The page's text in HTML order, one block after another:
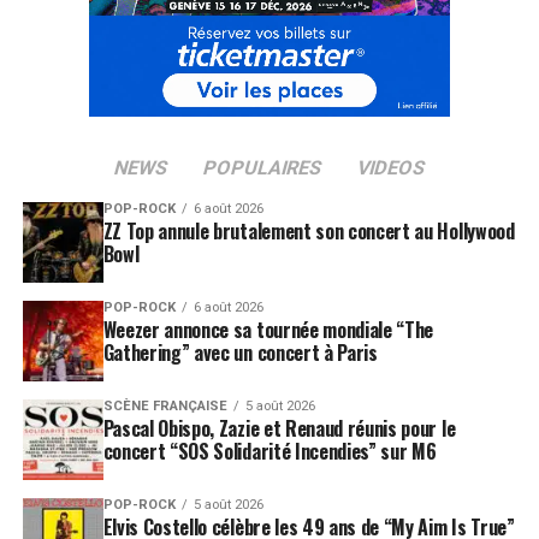
également disponible en double-CD, double-LP
(picture-disc en tirage limité) et téléchargement légal.
Une édition VHS+CD a été commercialisée en 2004, dans
le cadre de la série « Sound And Vision » d’EMI, mais à
CD comportait deux titres de moins que la VHS. Les
deux chansons,Can I Play With Madness
Thy Name, figurent dans cette réédition 2013. Elles
s’ajoutent aux trois mentionnées plus haut, et « Maiden
England ’88 », avec ces cinq inédits, propose donc une
version fidèle au show de l’époque.
LES ALBUMS D’IRON MAIDEN SONT DISPONIBLES
ICI
SUJETS ASSOCIÉS: BRUCE DICKINSON
IRON MAIDEN
MOTORHEAD
NEWS POPULAIRES VIDEOS
POP-ROCK 6 août 2026
ZZ Top annule brutalement son concert au Hollywood
Bowl
POP-ROCK 6 août 2026
Weezer annonce sa tournée mondiale “The
Gathering” avec un concert à Paris
SCÈNE FRANÇAISE 5 août 2026
Pascal Obispo, Zazie et Renaud réunis pour le
concert “SOS Solidarité Incendies” sur M6
POP-ROCK 5 août 2026
Elvis Costello célèbre les 49 ans de “My Aim Is True”